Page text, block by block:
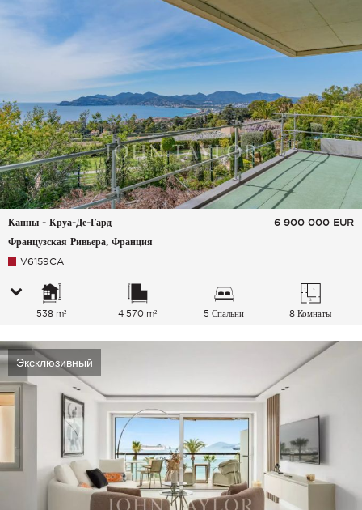
Канны - Круа-Де-Гард
Французская Ривьера, Франция
6 900 000 EUR
V6159CA
538 m² 4 570 m² 5 Спальни 8 Комнаты
Эксклюзивный